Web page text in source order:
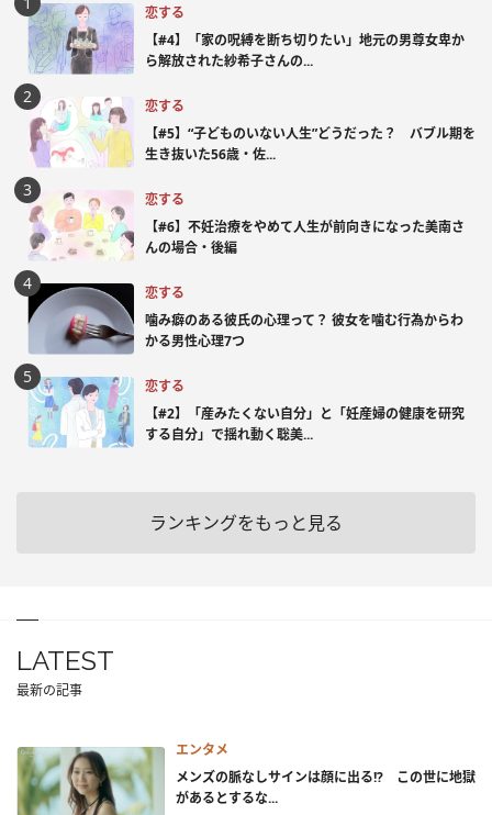
恋する
【#4】「家の呪縛を断ち切りたい」地元の男尊女卑か
ら解放された紗希子さんの...
恋する
【#5】“子どものいない人生”どうだった？ バブル期を
生き抜いた56歳・佐...
恋する
【#6】不妊治療をやめて人生が前向きになった美南さ
んの場合・後編
恋する
噛み癖のある彼氏の心理って？ 彼女を噛む行為からわ
かる男性心理7つ
恋する
【#2】「産みたくない自分」と「妊産婦の健康を研究
する自分」で揺れ動く聡美...
ランキングをもっと見る
LATEST
最新の記事
エンタメ
メンズの脈なしサインは顔に出る!? この世に地獄
があるとするな...